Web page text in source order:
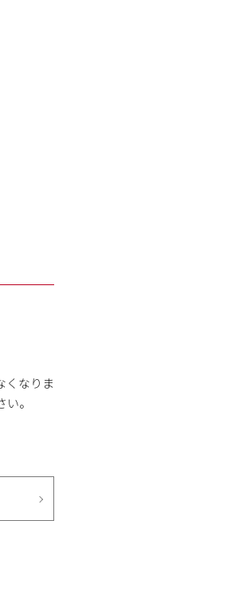
くなりま
。